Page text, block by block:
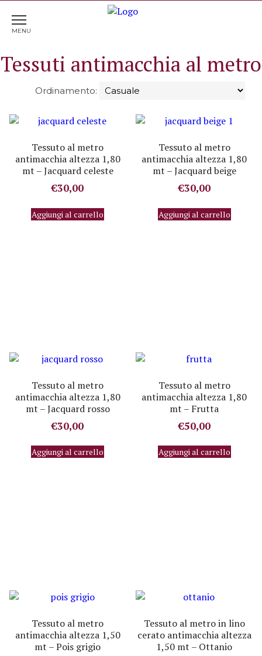
Tessuti antimacchia al metro
Tessuto al metro
antimacchia altezza 1,80
mt – Jacquard celeste
€30,00
Aggiungi al carrello
Tessuto al metro
antimacchia altezza 1,80
mt – Jacquard beige
€30,00
Aggiungi al carrello
Tessuto al metro
antimacchia altezza 1,80
mt – Jacquard rosso
€30,00
Aggiungi al carrello
Tessuto al metro
antimacchia altezza 1,80
mt – Frutta
€50,00
Aggiungi al carrello
Tessuto al metro
antimacchia altezza 1,50
mt – Pois grigio
Tessuto al metro in lino
cerato antimacchia altezza
1,50 mt – Ottanio